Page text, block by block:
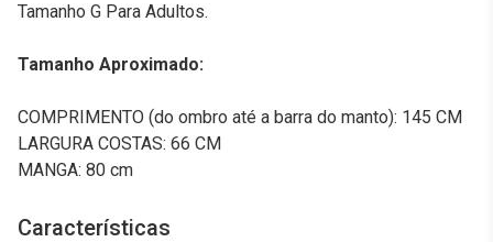
Tamanho G Para Adultos.
Tamanho Aproximado:
COMPRIMENTO (do ombro até a barra do manto): 145 CM
LARGURA COSTAS: 66 CM
MANGA: 80 cm
Características